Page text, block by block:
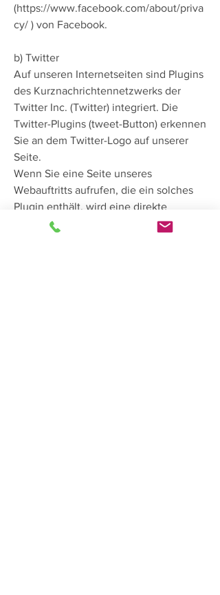
(https://www.facebook.com/about/priva
cy/ ) von Facebook.
b) Twitter
Auf unseren Internetseiten sind Plugins
des Kurznachrichtennetzwerks der
Twitter Inc. (Twitter) integriert. Die
Twitter-Plugins (tweet-Button) erkennen
Sie an dem Twitter-Logo auf unserer
Seite.
Wenn Sie eine Seite unseres
Webauftritts aufrufen, die ein solches
Plugin enthält, wird eine direkte
Verbindung zwischen Ihrem Browser